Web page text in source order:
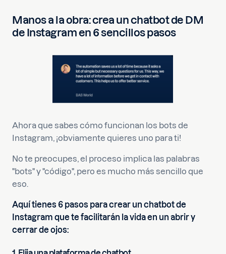
Manos a la obra: crea un chatbot de DM
de Instagram en 6 sencillos pasos
Ahora que sabes cómo funcionan los bots de
Instagram, ¡obviamente quieres uno para ti!
No te preocupes, el proceso implica las palabras
"bots" y "código", pero es mucho más sencillo que
eso.
Aquí tienes 6 pasos para crear un chatbot de
Instagram que te facilitarán la vida en un abrir y
cerrar de ojos: